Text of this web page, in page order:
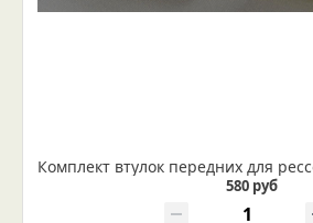
580 руб